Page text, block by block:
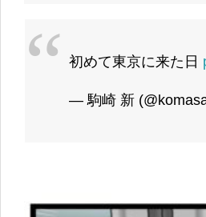
初めて東京に来た日
— 駒崎 新